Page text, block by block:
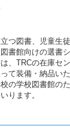
つ図書、児童生
書館向けの選書
、TRCの在庫セ
て装備・納品いた
の学校図書館の
ります。